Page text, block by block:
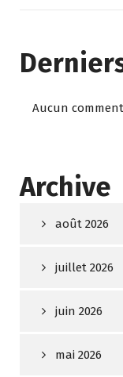
Aucun
Archive
août 2026
juillet 2026
juin 2026
mai 2026